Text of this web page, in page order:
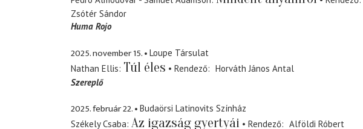
Zsótér Sándor
Huma Rojo
2025. november 15.
Loupe Társulat
Nathan Ellis Túl éles Rendező
Horváth János Antal
Szereplő
2025. február 22.
Budaörsi Latinovits Színház
Székely Csaba Az igazság gyertyái Rendező
Alföldi Róbert